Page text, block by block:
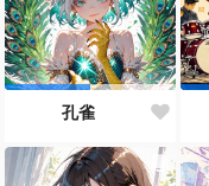
孔雀